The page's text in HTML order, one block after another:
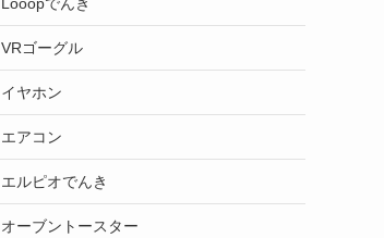
VRゴーグル
イヤホン
エアコン
エルピオでんき
オーブントースター